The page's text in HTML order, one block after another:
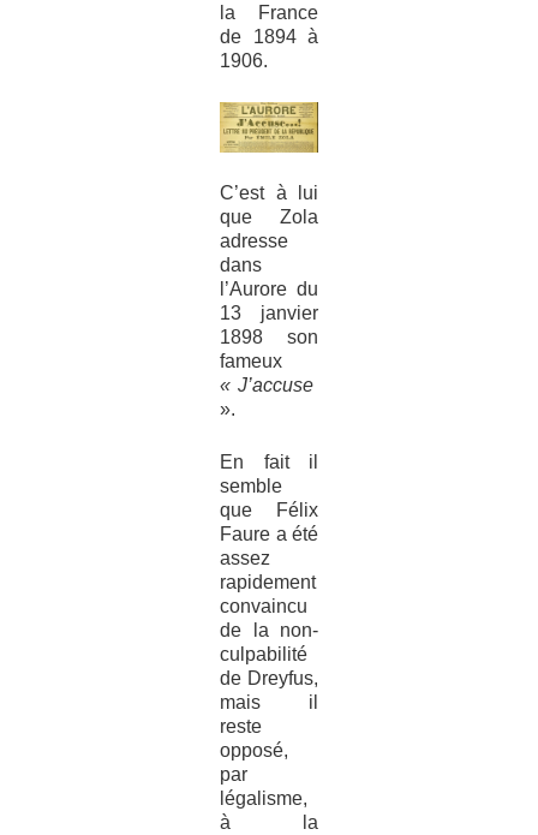
la France
de 1894 à
1906.
C’est à lui
que Zola
adresse
dans
l’Aurore du
13 janvier
1898 son
fameux
« J’accuse
».
En fait il
semble
que Félix
Faure a été
assez
rapidement
convaincu
de la non-
culpabilité
de Dreyfus,
mais il
reste
opposé,
par
légalisme,
à la